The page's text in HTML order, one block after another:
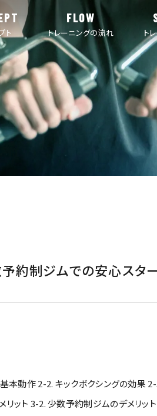
ト
FLOW
トレーニングの流れ ト
約制ジムでの安心スタ
本動作 2-2. キックボクシングの効果
ット 3-2. 少数予約制ジムのデメリッ